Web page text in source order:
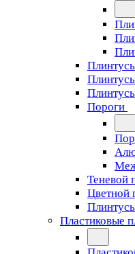
Пороги
Теневой
Цветной
Пластиковые